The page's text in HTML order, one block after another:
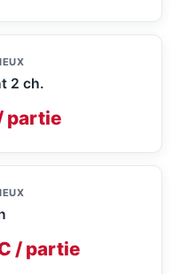
2 ch.
partie
/ partie